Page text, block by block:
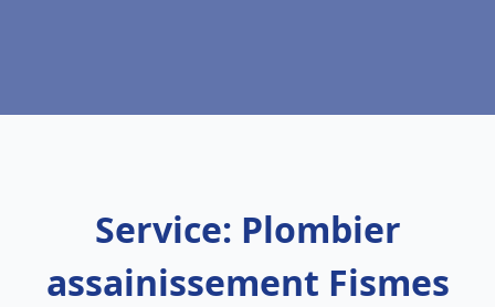
Service: Plombier
assainissement Fismes